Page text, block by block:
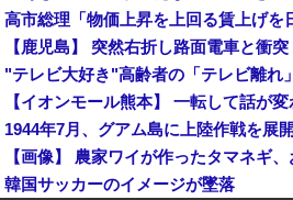
"テレビ大好き"高齢者の「テレビ離れ
1944年7月、グアム島に上陸作戦を展
韓国サッカーのイメージが墜落